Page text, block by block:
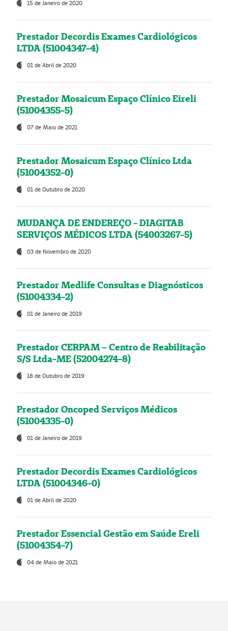
15 de Janeiro de 2020
Prestador Decordis Exames Cardiológicos
LTDA (51004347-4)
01 de Abril de 2020
Prestador Mosaicum Espaço Clínico Eireli
(51004355-5)
07 de Maio de 2021
Prestador Mosaicum Espaço Clínico Ltda
(51004352-0)
01 de Outubro de 2020
MUDANÇA DE ENDEREÇO - DIAGITAB
SERVIÇOS MÉDICOS LTDA (54003267-5)
03 de Novembro de 2020
Prestador Medlife Consultas e Diagnósticos
(51004334-2)
01 de Janeiro de 2019
Prestador CERPAM – Centro de Reabilitação
S/S Ltda-ME (52004274-8)
18 de Outubro de 2019
Prestador Oncoped Serviços Médicos
(51004335-0)
01 de Janeiro de 2019
Prestador Decordis Exames Cardiológicos
LTDA (51004346-0)
01 de Abril de 2020
Prestador Essencial Gestão em Saúde Ereli
(51004354-7)
04 de Maio de 2021